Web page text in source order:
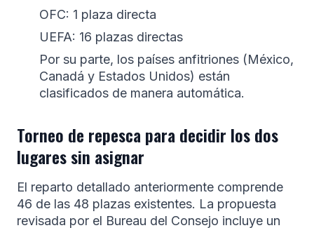
OFC: 1 plaza directa
UEFA: 16 plazas directas
Por su parte, los países anfitriones (México,
Canadá y Estados Unidos) están
clasificados de manera automática.
Torneo de repesca para decidir los dos
lugares sin asignar
El reparto detallado anteriormente comprende
46 de las 48 plazas existentes. La propuesta
revisada por el Bureau del Consejo incluye un